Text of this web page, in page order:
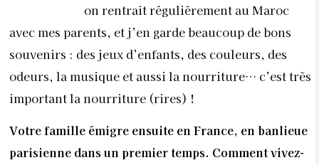
on rentrait régulièrement au Maroc
avec mes parents, et j’en garde beaucoup de bons
souvenirs : des jeux d’enfants, des couleurs, des
odeurs, la musique et aussi la nourriture… c’est très
important la nourriture (rires) !
Votre famille émigre ensuite en France, en banlieue
parisienne dans un premier temps. Comment vivez-